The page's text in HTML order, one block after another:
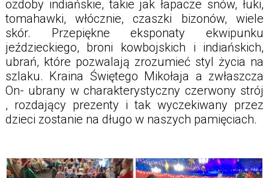
ozdoby indiańskie, takie jak łapacze snów, łuki,
tomahawki, włócznie, czaszki bizonów, wiele
skór. Przepiękne eksponaty ekwipunku
jeździeckiego, broni kowbojskich i indiańskich,
ubrań, które pozwalają zrozumieć styl życia na
szlaku. Kraina Świętego Mikołaja a zwłaszcza
On- ubrany w charakterystyczny czerwony strój
, rozdający prezenty i tak wyczekiwany przez
dzieci zostanie na długo w naszych pamięciach.